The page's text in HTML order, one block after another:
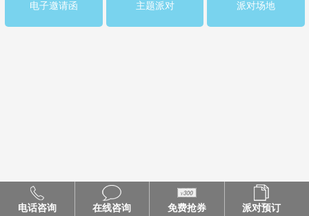
电子邀请函 主题派对 派对场地
电话咨询 在线咨询 免费抢券 派对预订